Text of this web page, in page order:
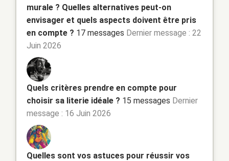
murale ? Quelles alternatives peut-on
envisager et quels aspects doivent être pris
en compte ? 17 messages Dernier message : 22
Juin 2026
Quels critères prendre en compte pour
choisir sa literie idéale ? 15 messages Dernier
message : 16 Juin 2026
Quelles sont vos astuces pour réussir vos